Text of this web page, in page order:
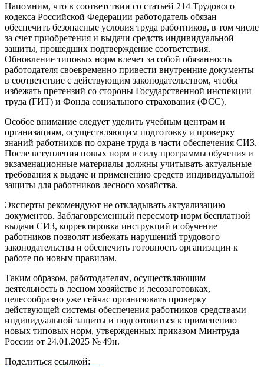
Напомним, что в соответствии со статьей 214 Трудового
кодекса Российской Федерации работодатель обязан
обеспечить безопасные условия труда работников, в том числе
за счет приобретения и выдачи средств индивидуальной
защиты, прошедших подтверждение соответствия.
Обновление типовых норм влечет за собой обязанность
работодателя своевременно привести внутренние документы
в соответствие с действующим законодательством, чтобы
избежать претензий со стороны Государственной инспекции
труда (ГИТ) и Фонда социального страхования (ФСС).
Особое внимание следует уделить учебным центрам и
организациям, осуществляющим подготовку и проверку
знаний работников по охране труда в части обеспечения СИЗ.
После вступления новых норм в силу программы обучения и
экзаменационные материалы должны учитывать актуальные
требования к выдаче и применению средств индивидуальной
защиты для работников лесного хозяйства.
Эксперты рекомендуют не откладывать актуализацию
документов. Заблаговременный пересмотр норм бесплатной
выдачи СИЗ, корректировка инструкций и обучение
работников позволят избежать нарушений трудового
законодательства и обеспечить готовность организации к
работе по новым правилам.
Таким образом, работодателям, осуществляющим
деятельность в лесном хозяйстве и лесозаготовках,
целесообразно уже сейчас организовать проверку
действующей системы обеспечения работников средствами
индивидуальной защиты и подготовиться к применению
новых типовых норм, утвержденных приказом Минтруда
России от 24.01.2025 № 49н.
Поделиться ссылкой: